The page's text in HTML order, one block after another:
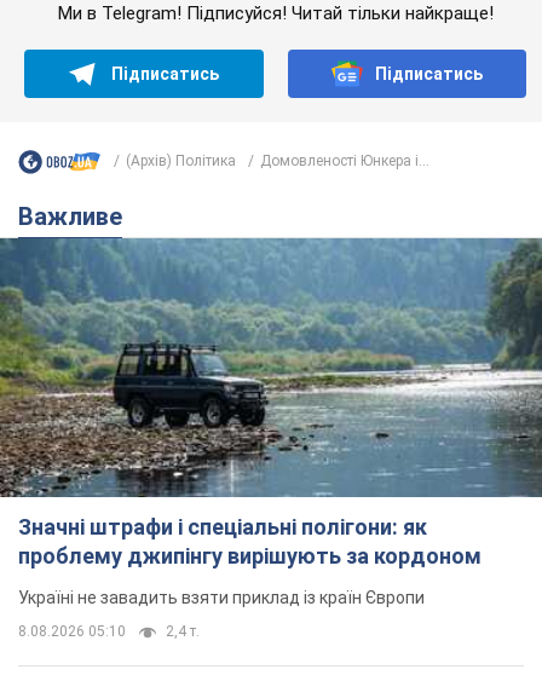
Ми в Telegram! Підписуйся! Читай тільки найкраще!
Підписатись Підписатись
(Архів) Політика Домовленості Юнкера і...
Важливе
Значні штрафи і спеціальні полігони: як
проблему джипінгу вирішують за кордоном
Україні не завадить взяти приклад із країн Європи
8.08.2026 05:10 2,4 т.